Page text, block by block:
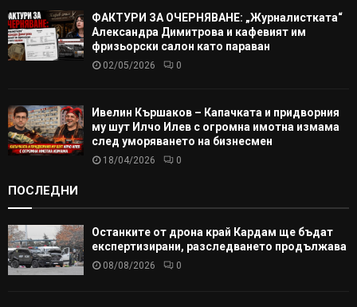
ФАКТУРИ ЗА ОЧЕРНЯВАНЕ: „Журналистката“
Александра Димитрова и кафевият им
фризьорски салон като параван
02/05/2026 0
Ивелин Кършаков – Капачката и придворния
му шут Илчо Илев с огромна имотна измама
след уморяването на бизнесмен
18/04/2026 0
ПОСЛЕДНИ
Останките от дрона край Кардам ще бъдат
експертизирани, разследването продължава
08/08/2026 0